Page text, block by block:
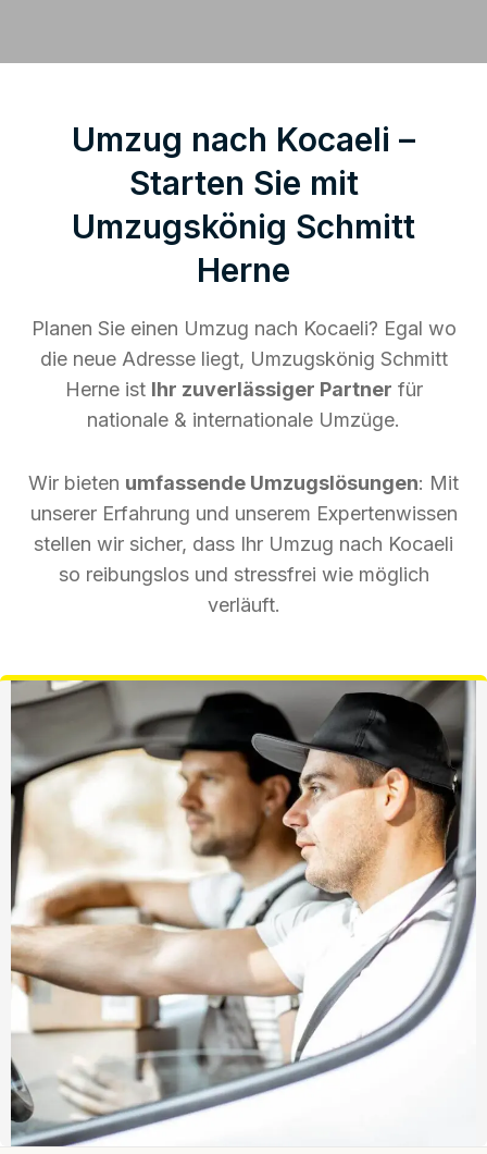
Umzug nach Kocaeli –
Starten Sie mit
Umzugskönig Schmitt
Herne
Planen Sie einen Umzug nach Kocaeli? Egal wo
die neue Adresse liegt, Umzugskönig Schmitt
Herne ist Ihr zuverlässiger Partner für
nationale & internationale Umzüge.
Wir bieten umfassende Umzugslösungen: Mit
unserer Erfahrung und unserem Expertenwissen
stellen wir sicher, dass Ihr Umzug nach Kocaeli
so reibungslos und stressfrei wie möglich
verläuft.